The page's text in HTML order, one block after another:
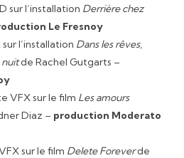
sur l’installation Derrière chez
Le Fresnoy
l’installation Dans les rêves,
nuitde Rachel Gutgarts –
VFX sur le film Les amours
Diaz – production Moderato
sur le film Delete Foreverde